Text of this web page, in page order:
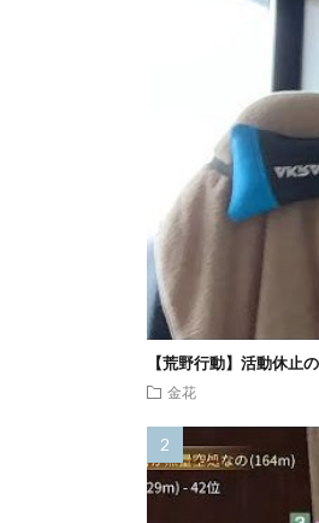
【荒野行動】活動休止
金花